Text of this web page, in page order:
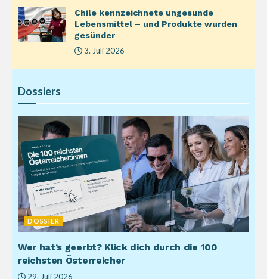
Chile kennzeichnete ungesunde
Lebensmittel – und Produkte wurden
gesünder
3. Juli 2026
Dossiers
DOSSIER
Wer hat’s geerbt? Klick dich durch die 100
reichsten Österreicher
29. Juli 2026